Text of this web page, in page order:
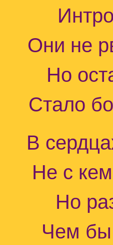
Они не
Но
Стало
В
Не с
Но
Чем бы